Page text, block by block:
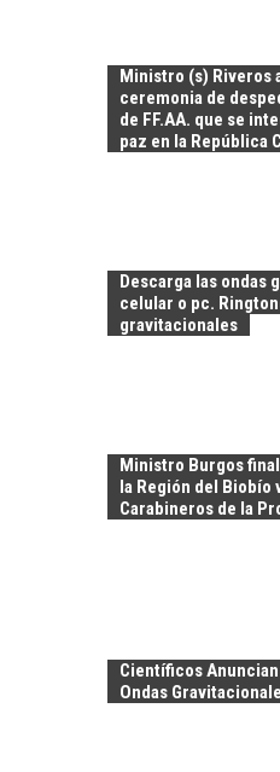
Ministro (s) Riveros
ceremonia de
de FF.AA. que se
paz en la República
Descarga las ondas
celular o pc.
gravitacionales
Ministro Burgos
la Región del Biobío
Carabineros de la
Científicos
Ondas
DE LOS
las
PARA
ALLÁ DEL